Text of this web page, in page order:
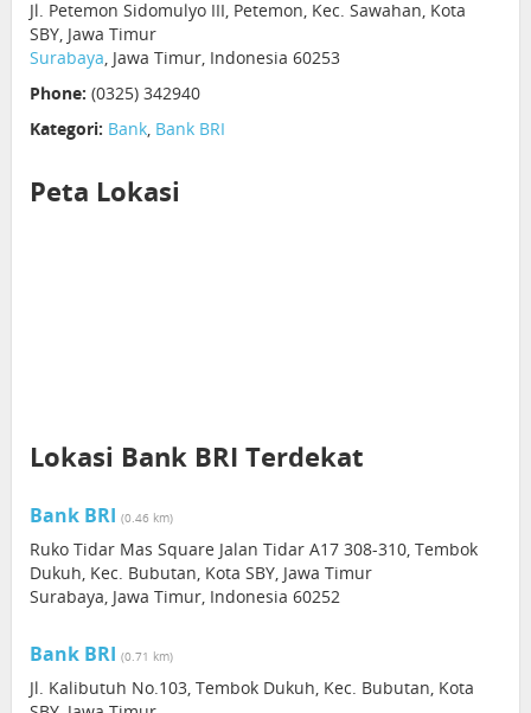
Jl. Petemon Sidomulyo III, Petemon, Kec. Sawahan, Kota
SBY, Jawa Timur
Surabaya, Jawa Timur, Indonesia 60253
Phone: (0325) 342940
Kategori: Bank, Bank BRI
Peta Lokasi
Lokasi Bank BRI Terdekat
Bank BRI (0.46 km)
Ruko Tidar Mas Square Jalan Tidar A17 308-310, Tembok
Dukuh, Kec. Bubutan, Kota SBY, Jawa Timur
Surabaya, Jawa Timur, Indonesia 60252
Bank BRI (0.71 km)
Jl. Kalibutuh No.103, Tembok Dukuh, Kec. Bubutan, Kota